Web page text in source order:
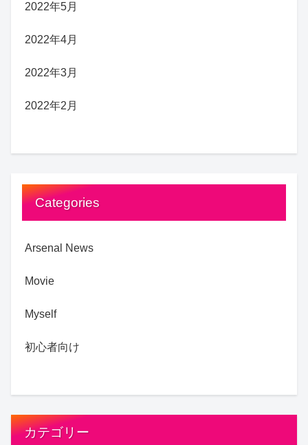
2022年5月
2022年4月
2022年3月
2022年2月
Categories
Arsenal News
Movie
Myself
初心者向け
カテゴリー